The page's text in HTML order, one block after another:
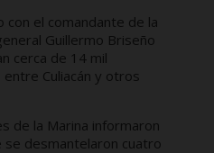
con el comandante de la
Guillermo Briseño
cerca de 14 mil
Culiacán y otros
de la Marina informaron
desmantelaron cuatro